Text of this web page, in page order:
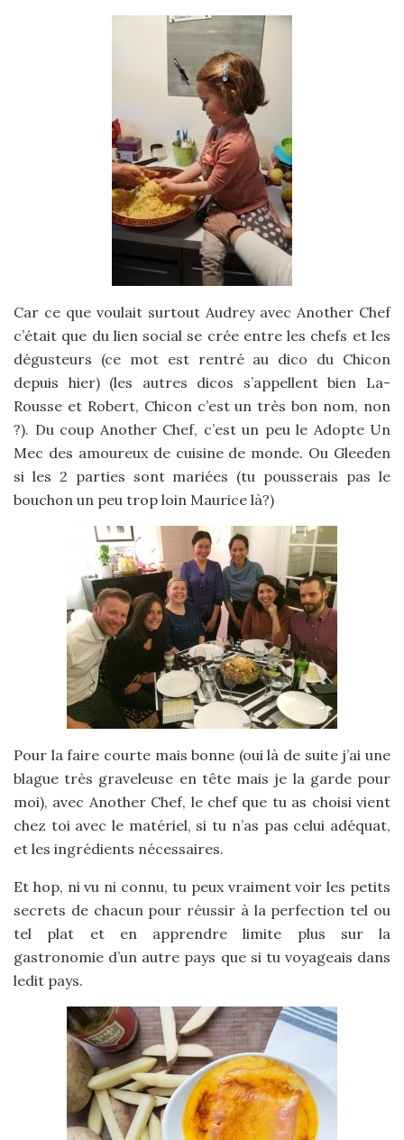
Car ce que voulait surtout Audrey avec Another Chef
c’était que du lien social se crée entre les chefs et les
dégusteurs (ce mot est rentré au dico du Chicon
depuis hier) (les autres dicos s’appellent bien La-
Rousse et Robert, Chicon c’est un très bon nom, non
?). Du coup Another Chef, c’est un peu le Adopte Un
Mec des amoureux de cuisine de monde. Ou Gleeden
si les 2 parties sont mariées (tu pousserais pas le
bouchon un peu trop loin Maurice là?)
Pour la faire courte mais bonne (oui là de suite j’ai une
blague très graveleuse en tête mais je la garde pour
moi), avec Another Chef, le chef que tu as choisi vient
chez toi avec le matériel, si tu n’as pas celui adéquat,
et les ingrédients nécessaires.
Et hop, ni vu ni connu, tu peux vraiment voir les petits
secrets de chacun pour réussir à la perfection tel ou
tel plat et en apprendre limite plus sur la
gastronomie d’un autre pays que si tu voyageais dans
ledit pays.